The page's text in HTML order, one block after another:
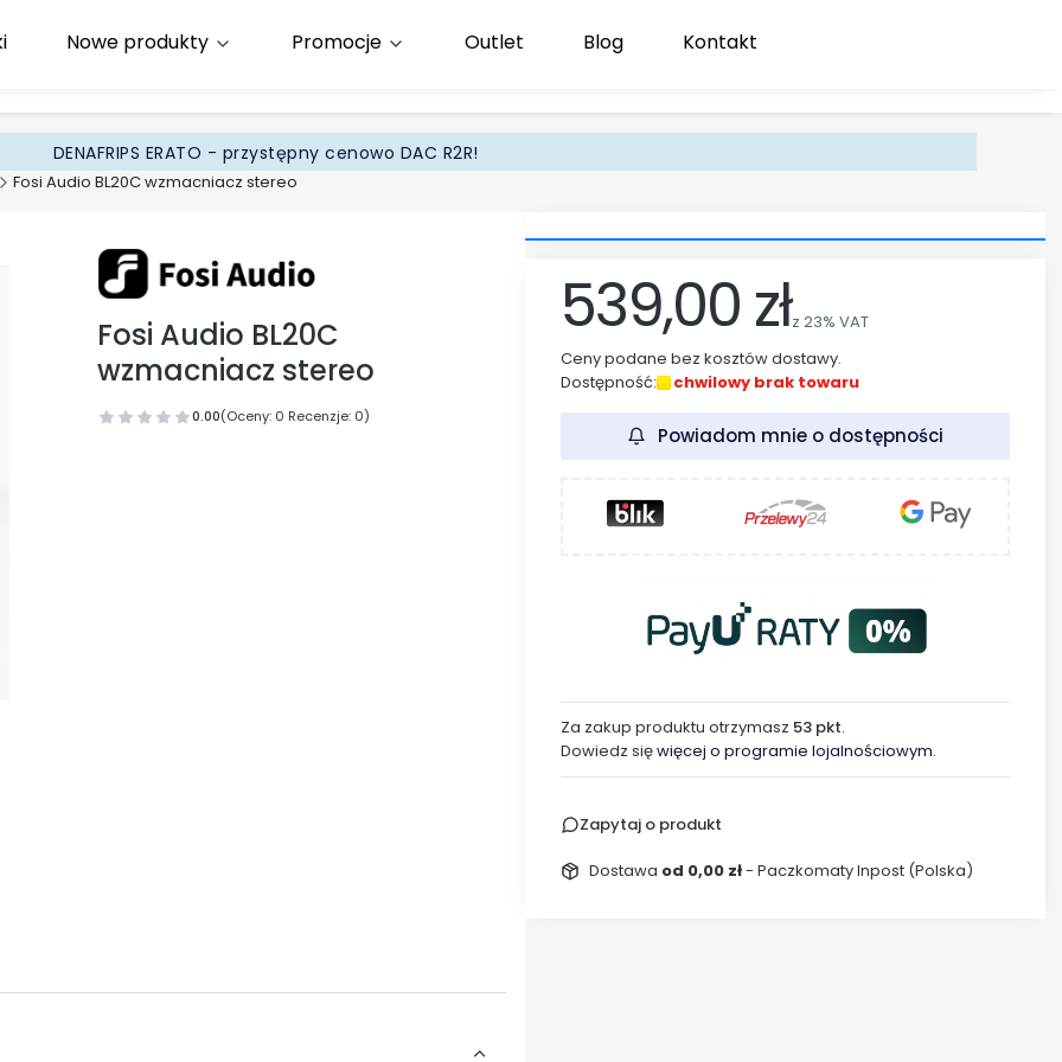
DENAFRIPS ERATO - przystępny cenowo DAC R2R!
Nowe produkty Promocje Outlet Blog Kontakt
Fosi Audio BL20C wzmacniacz stereo
Fosi Audio BL20C
wzmacniacz stereo
0.00(Oceny: 0 Recenzje: 0)
Przejdź do sekcji Opinie
539,00 złz 23% VAT
Ceny podane bez kosztów dostawy.
Dostępność:
chwilowy brak towaru
Powiadom mnie o dostępności
Za zakup produktu otrzymasz 53 pkt.
Dowiedz sięwięcej o programie lojalnościowym.
Zapytaj o produkt
Dostawa od 0,00 zł- Paczkomaty Inpost (Polska)